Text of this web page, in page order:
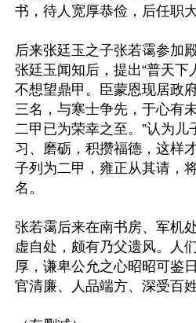
书，待人宽厚恭俭，后任职
后来张廷玉之子张若霭参加
张廷玉闻知后，提出“普天
不想望鼎甲。臣蒙恩现居政
三名，与寒士争先，于心有
二甲已为荣幸之至。”认为儿
习、磨砺，积攒福德，这样
子列为二甲，雍正从其请，
名。
张若霭后来在南书房、军机
虚自处，颇有乃父遗风。人
厚，谦卑公允之心昭昭可鉴
官清廉、人品端方、深受百